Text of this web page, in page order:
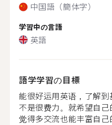
中国語（簡体字）
学習中の言語
英語
語学学習の目標
能很好运用英语，了解
不是很费力。就希望自
觉得多交流也能丰富自己